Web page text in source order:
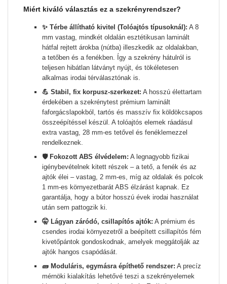
Miért kiváló választás ez a szekrényrendszer?
✨ Térbe állítható kivitel (Tolóajtós típusoknál): A 8
mm vastag, mindkét oldalán esztétikusan laminált
hátfal rejtett árokba (nútba) illeszkedik az oldalakban,
a tetőben és a fenékben. Így a szekrény hátulról is
teljesen hibátlan látványt nyújt, és tökéletesen
alkalmas irodai térválasztónak is.
💪 Stabil, fix korpusz-szerkezet: A hosszú élettartam
érdekében a szekrénytest prémium laminált
faforgácslapokból, tartós és masszív fix köldökcsapos
összeépítéssel készül. A tolóajtós elemek ráadásul
extra vastag, 28 mm-es tetővel és fenéklemezzel
rendelkeznek.
🛡️ Fokozott ABS élvédelem: A legnagyobb fizikai
igénybevételnek kitett részek – a tető, a fenék és az
ajtók élei – vastag, 2 mm-es, míg az oldalak és polcok
1 mm-es környezetbarát ABS élzárást kapnak. Ez
garantálja, hogy a bútor hosszú évek irodai használat
után sem pattogzik ki.
🤫 Lágyan záródó, csillapítós ajtók: A prémium és
csendes irodai környezetről a beépített csillapítós fém
kivetőpántok gondoskodnak, amelyek meggátolják az
ajtók hangos csapódását.
🧱 Moduláris, egymásra építhető rendszer: A precíz
mérnöki kialakítás lehetővé teszi a szekrényelemek